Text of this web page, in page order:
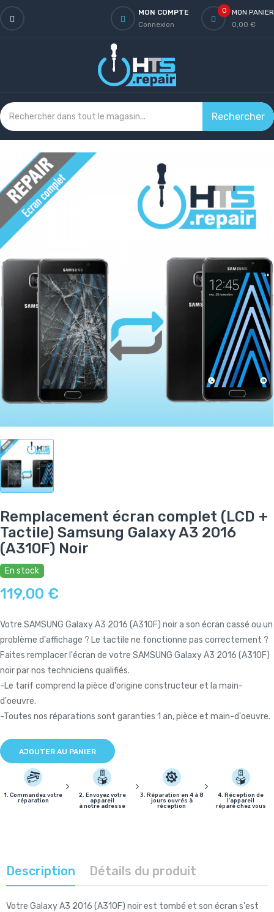
0
MON PANIER
0,00 €
MON COMPTE
Connexion
Rechercher
Remplacement écran complet (LCD +
Tactile) Samsung Galaxy A3 2016
(A310F) Noir
En stock
119,00 €
Votre SAMSUNG Galaxy A3 2016 (A310F) noir a son écran cassé ou un
problème d'affichage ? Le tactile ne fonctionne pas correctement ?
Faites remplacer l'écran de votre SAMSUNG Galaxy A3 2016 (A310F)
noir par nos techniciens qualifiés.
-Le tarif comprend la pièce d'origine constructeur et la main-
d'oeuvre.
-Toutes nos réparations sont garanties 1 an, pièce et main-d'oeuvre.
AJOUTER AU PANIER
1. Commandez votre
réparation
2. Envoyez votre
appareil
à notre adresse
3. Réparation en 4 à 8
jours ouvrés à
réception
4. Réception de
l'appareil
réparé chez vous
Description Détails du produit
Votre Galaxy A3 2016 (A310F) noir est tombé et son écran s'est